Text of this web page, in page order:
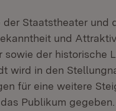
der Staatstheater
und
der historische
wird in den
für eine weitere
Publikum